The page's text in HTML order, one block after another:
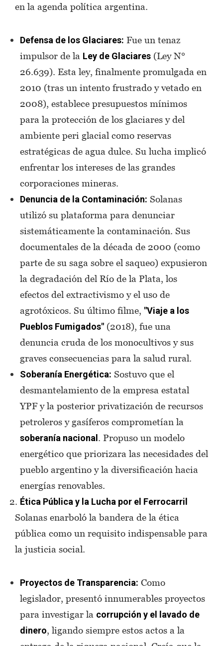
en la agenda política argentina.
Defensa de los Glaciares: Fue un tenaz
impulsor de la Ley de Glaciares (Ley N°
26.639). Esta ley, finalmente promulgada en
2010 (tras un intento frustrado y vetado en
2008), establece presupuestos mínimos
para la protección de los glaciares y del
ambiente peri glacial como reservas
estratégicas de agua dulce. Su lucha implicó
enfrentar los intereses de las grandes
corporaciones mineras.
Denuncia de la Contaminación: Solanas
utilizó su plataforma para denunciar
sistemáticamente la contaminación. Sus
documentales de la década de 2000 (como
parte de su saga sobre el saqueo) expusieron
la degradación del Río de la Plata, los
efectos del extractivismo y el uso de
agrotóxicos. Su último filme, "Viaje a los
Pueblos Fumigados" (2018), fue una
denuncia cruda de los monocultivos y sus
graves consecuencias para la salud rural.
Soberanía Energética: Sostuvo que el
desmantelamiento de la empresa estatal
YPF y la posterior privatización de recursos
petroleros y gasíferos comprometían la
soberanía nacional . Propuso un modelo
energético que priorizara las necesidades del
pueblo argentino y la diversificación hacia
energías renovables.
Ética Pública y la Lucha por el Ferrocarril
Solanas enarboló la bandera de la ética
pública como un requisito indispensable para
la justicia social.
Proyectos de Transparencia: Como
legislador, presentó innumerables proyectos
para investigar la corrupción y el lavado de
dinero, ligando siempre estos actos a la